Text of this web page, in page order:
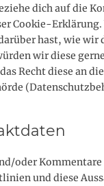
dich auf die
Cookie-Erklärung.
hast, wie wir
wir diese
Recht diese an die
oder Kommentare
und diese